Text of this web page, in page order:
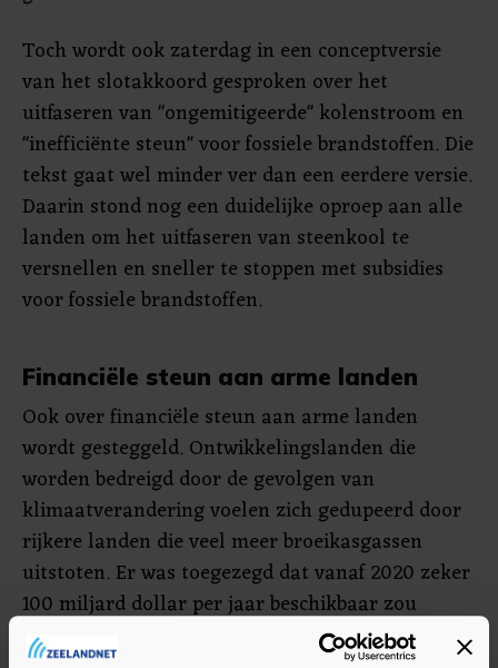
Toch wordt ook zaterdag in een conceptversie
van het slotakkoord gesproken over het
uitfaseren van "ongemitigeerde" kolenstroom en
"inefficiënte steun" voor fossiele brandstoffen. Die
tekst gaat wel minder ver dan een eerdere versie.
Daarin stond nog een duidelijke oproep aan alle
landen om het uitfaseren van steenkool te
versnellen en sneller te stoppen met subsidies
voor fossiele brandstoffen.
Financiële steun aan arme landen
Ook over financiële steun aan arme landen
wordt gesteggeld. Ontwikkelingslanden die
worden bedreigd door de gevolgen van
klimaatverandering voelen zich gedupeerd door
rijkere landen die veel meer broeikasgassen
uitstoten. Er was toegezegd dat vanaf 2020 zeker
100 miljard dollar per jaar beschikbaar zou
komen voor klimaathulp, maar die doelstelling